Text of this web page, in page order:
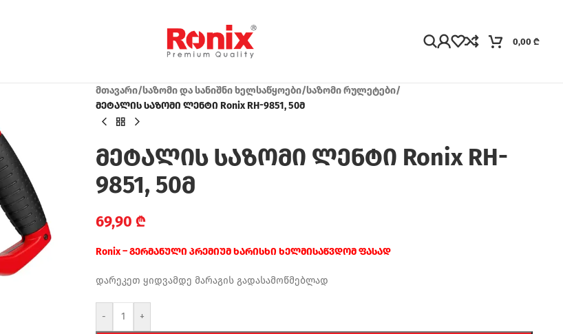
0,00 ₾
მთავარი/საზომი და სანიშნი ხელსაწყოები/საზომი რულეტები/
მეტალის საზომი ლენტი Ronix RH-9851, 50მ
მეტალის საზომი ლენტი Ronix RH-
9851, 50მ
69,90 ₾
Ronix – გერმანული პრემიუმ ხარისხი ხელმისაწვდომ ფასად
დარეკეთ ყიდვამდე მარაგის გადასამოწმებლად
- +